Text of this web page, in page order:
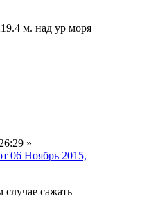
м. над ур моря
»
06 Ноябрь 2015,
случае сажать